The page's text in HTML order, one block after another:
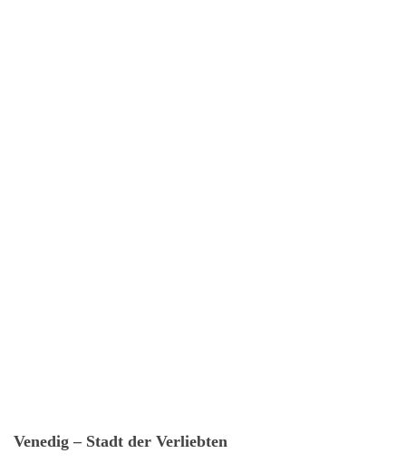
Venedig – Stadt der Verliebten